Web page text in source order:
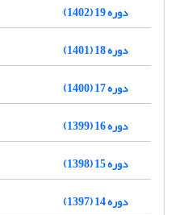
دوره 19 (1402)
دوره 18 (1401)
دوره 17 (1400)
دوره 16 (1399)
دوره 15 (1398)
دوره 14 (1397)